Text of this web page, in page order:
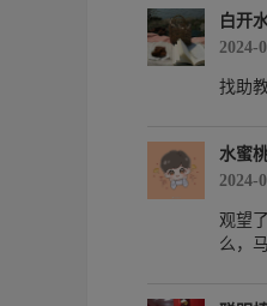
白开
2024-
找助
水蜜
2024-
观望
么，